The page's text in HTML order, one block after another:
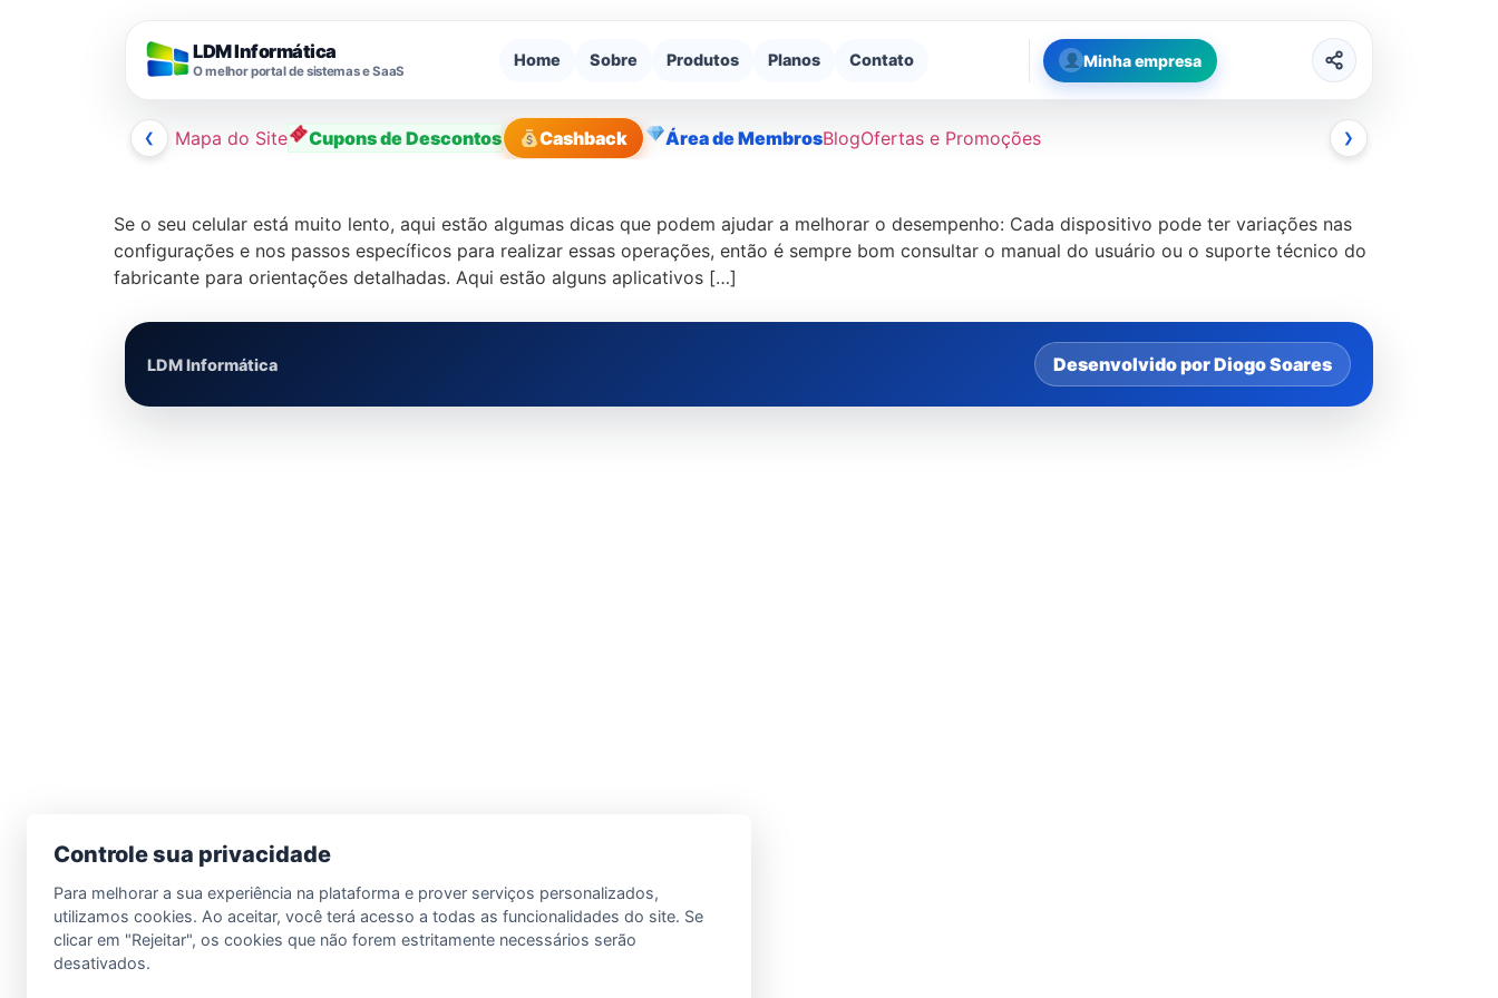
LDM Informática
O melhor portal de sistemas e SaaS
Home Sobre Produtos Planos Contato Minha empresa
❮ Mapa do Site Cupons de Descontos Cashback Área de MembrosBlogOfertas e Promoções ❯
Se o seu celular está muito lento, aqui estão algumas dicas que podem ajudar a melhorar o desempenho: Cada dispositivo pode ter variações nas
configurações e nos passos específicos para realizar essas operações, então é sempre bom consultar o manual do usuário ou o suporte técnico do
fabricante para orientações detalhadas. Aqui estão alguns aplicativos […]
LDM Informática Desenvolvido por Diogo Soares
Controle sua privacidade
Para melhorar a sua experiência na plataforma e prover serviços personalizados,
utilizamos cookies. Ao aceitar, você terá acesso a todas as funcionalidades do site. Se
clicar em "Rejeitar", os cookies que não forem estritamente necessários serão
desativados.